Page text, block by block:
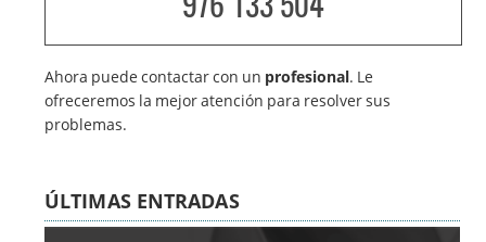
Ahora puede contactar con un profesional. Le
ofreceremos la mejor atención para resolver sus
problemas.
ÚLTIMAS ENTRADAS